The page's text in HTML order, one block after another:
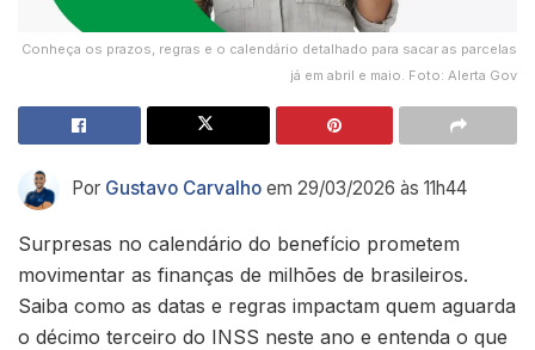
Conheça os prazos, regras e o calendário detalhado para sacar as parcelas
já em abril e maio. Foto: Alerta Gov
Por Gustavo Carvalho em 29/03/2026 às 11h44
Surpresas no calendário do benefício prometem
movimentar as finanças de milhões de brasileiros.
Saiba como as datas e regras impactam quem aguarda
o décimo terceiro do INSS neste ano e entenda o que